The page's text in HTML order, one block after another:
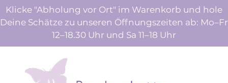
Klicke "Abholung vor Ort" im Warenkorb und hole
Deine Schätze zu unseren Öffnungszeiten ab: Mo–Fr
12–18.30 Uhr und Sa 11–18 Uhr
Zum
Inhalt